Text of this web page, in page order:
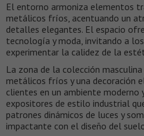
El entorno armoniza elementos
metálicos fríos, acentuando un
detalles elegantes. El espacio
tecnología y moda, invitando a
experimentar la calidez de la
La zona de la colección
metálicos fríos y una decoración
clientes en un ambiente moderno
expositores de estilo industrial
patrones dinámicos de luces y
impactante con el diseño del